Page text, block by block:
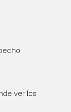
ver los